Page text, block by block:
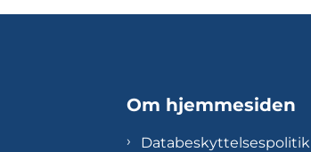
Om hjemmesiden
Databeskyttelsespolitik